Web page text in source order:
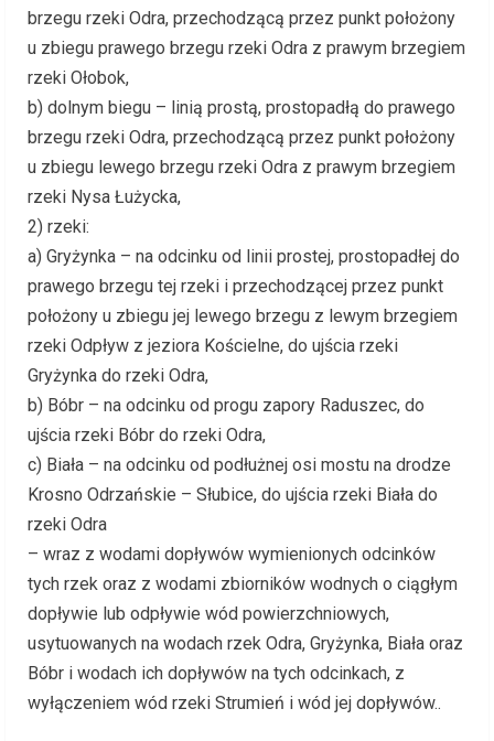
brzegu rzeki Odra, przechodzącą przez punkt położony
u zbiegu prawego brzegu rzeki Odra z prawym brzegiem
rzeki Ołobok,
b) dolnym biegu – linią prostą, prostopadłą do prawego
brzegu rzeki Odra, przechodzącą przez punkt położony
u zbiegu lewego brzegu rzeki Odra z prawym brzegiem
rzeki Nysa Łużycka,
2) rzeki:
a) Gryżynka – na odcinku od linii prostej, prostopadłej do
prawego brzegu tej rzeki i przechodzącej przez punkt
położony u zbiegu jej lewego brzegu z lewym brzegiem
rzeki Odpływ z jeziora Kościelne, do ujścia rzeki
Gryżynka do rzeki Odra,
b) Bóbr – na odcinku od progu zapory Raduszec, do
ujścia rzeki Bóbr do rzeki Odra,
c) Biała – na odcinku od podłużnej osi mostu na drodze
Krosno Odrzańskie – Słubice, do ujścia rzeki Biała do
rzeki Odra
– wraz z wodami dopływów wymienionych odcinków
tych rzek oraz z wodami zbiorników wodnych o ciągłym
dopływie lub odpływie wód powierzchniowych,
usytuowanych na wodach rzek Odra, Gryżynka, Biała oraz
Bóbr i wodach ich dopływów na tych odcinkach, z
wyłączeniem wód rzeki Strumień i wód jej dopływów..